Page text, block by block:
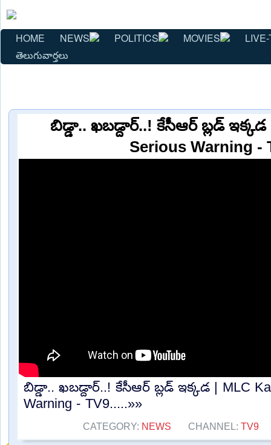
HOME NEWS POLITICS MOVIES
తెలుగువార్తలు
బిడ్డా.. ఖబడ్దార్..! కేసీఆర్ బ్లడ్
Serious Warning -
బిడ్డా.. ఖబడ్దార్..! కేసీఆర్ బ్లడ్ ఇక్కడ | MLC
Warning - TV9.....»»
CATEGORY: NEWS CHANNEL: TV9